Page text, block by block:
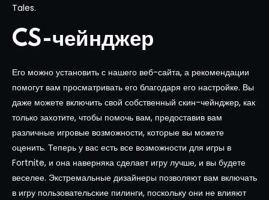
Tales.
CS-чейнджер
Его можно установить с нашего веб-сайта, а рекомендации
помогут вам просматривать его благодаря его настройке. Вы
даже можете включить свой собственный скин-чейнджер, как
только захотите, чтобы помочь вам, предоставив вам
различные игровые возможности, которые вы можете
оценить. Теперь у вас есть все возможности для игры в
Fortnite, и она наверняка сделает игру лучше, и вы будете
веселее. Экстремальные дизайнеры позволяют вам включать
в игру пользовательские пилинги, поскольку они не влияют